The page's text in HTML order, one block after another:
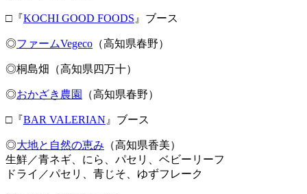
□『KOCHI GOOD FOODS 』ブース
◎ファームVegeco （高知県春野）
◎桐島畑（高知県四万十）
◎おかざき農園 （高知県春野）
□『BAR VALERIAN 』ブース
◎大地と自然の恵み （高知県香美）
生鮮／青ネギ、にら、パセリ、ベビーリーフ
ドライ／パセリ、青じそ、ゆずフレーク